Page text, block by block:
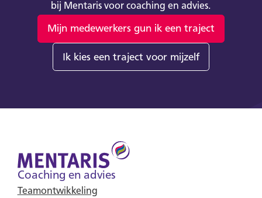
bij Mentaris voor coaching en advies.
Mijn medewerkers gun ik een traject
Ik kies een traject voor mijzelf
Coaching en advies
Teamontwikkeling